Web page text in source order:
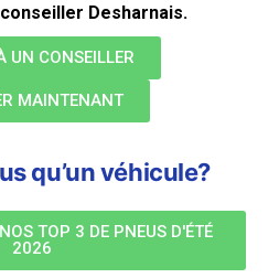
Desharnais.
UN CONSEILLER
MAINTENANT
qu’un véhicule?
TOP 3 DE PNEUS D'ÉTÉ
2026